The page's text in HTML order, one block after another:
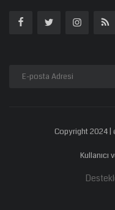
Copyright 2024 |
Kullanıcı